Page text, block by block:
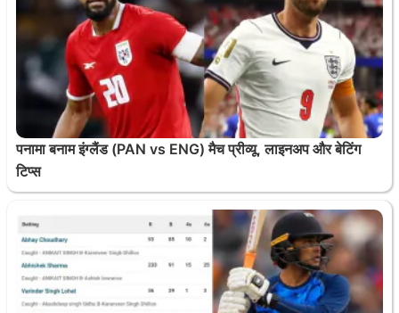
पनामा बनाम इंग्लैंड (PAN vs ENG) मैच प्रीव्यू, लाइनअप और बेटिंग
टिप्स